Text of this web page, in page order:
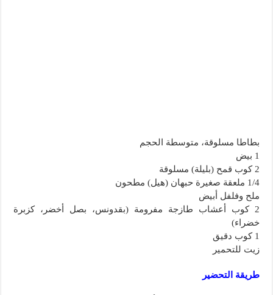
بطاطا مسلوقة، متوسطة الحجم
1 بيض
2 كوب قمح (بليلة) مسلوقة
1/4 ملعقة صغيرة حبهان (هيل) مطحون
ملح وفلفل أبيض
2 كوب أعشاب طازجة مفرومة (بقدونس، بصل أخضر، كزبرة
خضراء)
1 كوب دقيق
زيت للتحمير
طريقة التحضير